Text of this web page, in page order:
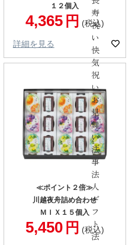
寿
祝
い
快
気
祝
い
お
見
舞
い
法
事
法
人
ギ
フ
ト
法
１２個入
4,365 税込
詳細を見る
≪ポイント２倍≫
川越夜舟詰め合わせ
ＭＩＸ１５個入
5,450 税込